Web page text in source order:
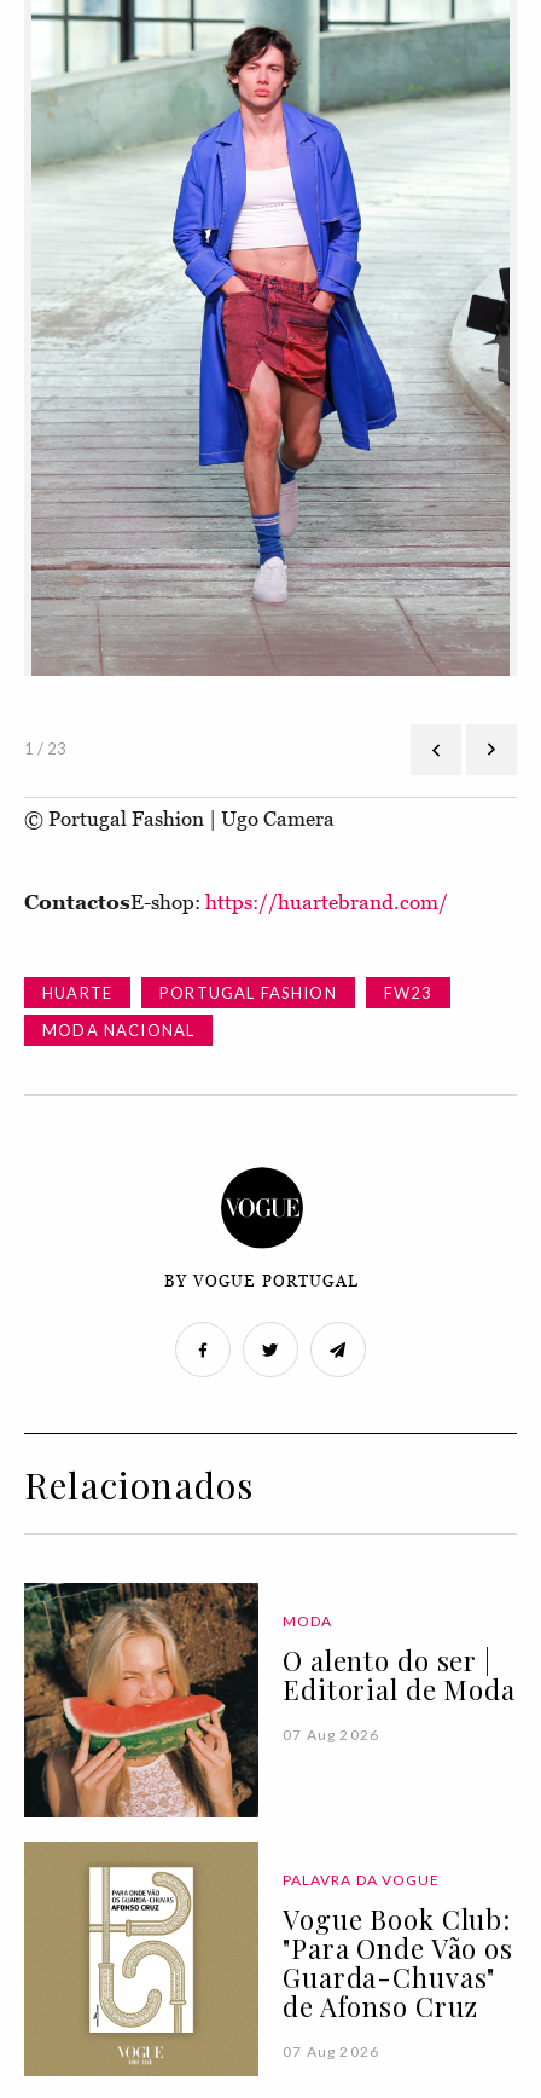
1 / 23
© Portugal Fashion | Ugo Camera
ContactosE-shop: https://huartebrand.com/
HUARTE PORTUGAL FASHION
FW23
MODA NACIONAL
BY VOGUE PORTUGAL
Relacionados
MODA
O alento do ser |
Editorial de Moda
07 Aug 2026
PALAVRA DA VOGUE
Vogue Book Club:
"Para Onde Vão os
Guarda-Chuvas"
de Afonso Cruz
07 Aug 2026